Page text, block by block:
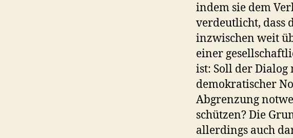
indem sie dem
verdeutlicht, dass
inzwischen weit
einer
ist: Soll der Dialog
demokratischer
Abgrenzung
schützen? Die
allerdings auch